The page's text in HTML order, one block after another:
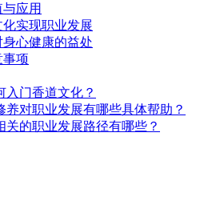
应用
实现职业发展
心健康的益处
事项
入门香道文化？
养对职业发展有哪些具体帮助？
关的职业发展路径有哪些？